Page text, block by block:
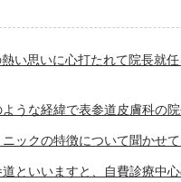
い思いに心打たれて院長就
うな経緯で表参道皮膚科の院
ックの特徴について聞かせて
といいますと、自費診療中